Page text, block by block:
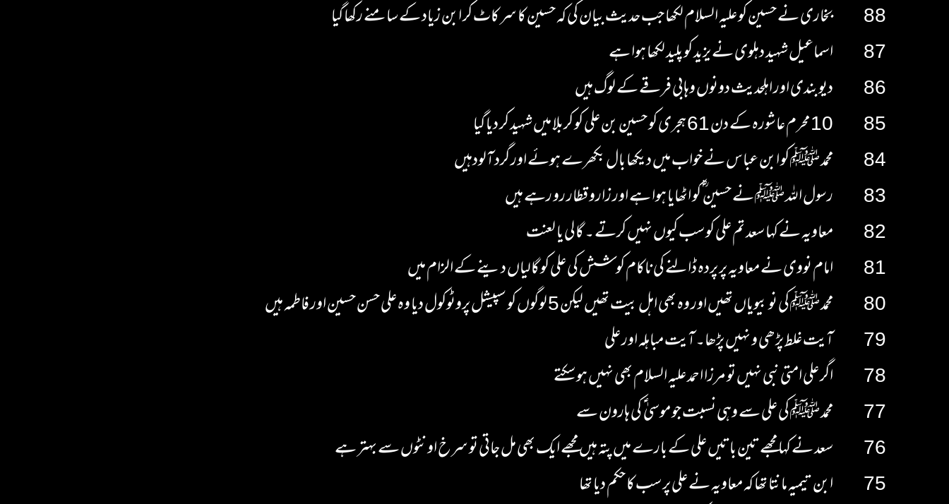
88
بخاری نے حسین کو علیہ السلام لکھا جب حدیث بیان کی کہ حسین کا سر کاٹ کر ابن زیاد کے سامنے رکھا گیا
87
اسماعیل شہید دہلوی نے یزید کو پلید لکھا ہوا ہے
86
دیوبندی اور اہلحدیث دونوں وہابی فرقے کے لوگ ہیں
85
10 محرم عاشورہ کے دن 61 ہجری کو حسین بن علی کو کربلا میں شہید کر دیا گیا
84
محمد ﷺ کو ابن عباس نے خواب میں دیکھا بال بکھرے ہوئے اور گرد آلودہیں
83
رسول اللہ ﷺ نے حسین ؓ کو اٹھایا ہوا ہے اور زارو قطار رو رہے ہیں
82
معاویہ نے کہا سعد تم علی کو سب کیوں نہیں کرتے ۔ گالی یا لعنت
81
امام نووی نے معاویہ پر پردہ ڈالنے کی ناکام کوشش کی علی کو گالیاں دینے کے الزام میں
80
محمد ﷺ کی نو بیویاں تھیں اور وہ بھی اہل بیت تھیں لیکن 5 لوگوں کو سپیشل پروٹوکول دیا وہ علی حسن حسین اور فاطمہ ہیں
79
آیت غلط پڑھی و نہیں پڑھا۔ آیت مباہلہ اور علی
78
اگر علی امتی نبی نہیں تو مرزا احمد علیہ السلام بھی نہیں ہو سکتے
77
محمد ﷺ کی علی سے وہی نسبت جو موسیٰ ؑ کی ہارون سے
76
سعد نے کہا مجھے تین باتیں علی کے بارے میں پتہ ہیں مجھے ایک بھی مل جاتی تو سرخ اونٹوں سے بہتر ہے
75
ابن تیمیہ مانتا تھا کہ معاویہ نے علی پر سب کا حکم دیا تھا